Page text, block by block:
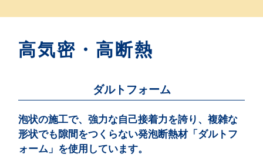
高気密・高断熱
ダルトフォーム
泡状の施工で、強力な自己接着力を誇り、複雑な
形状でも隙間をつくらない発泡断熱材「ダルトフ
ォーム」を使用しています。